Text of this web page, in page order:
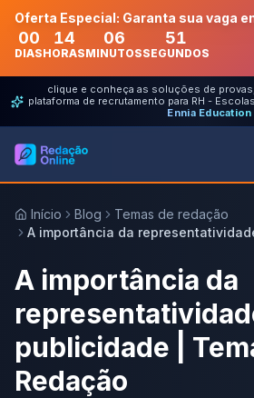
Oferta Especial: Garanta sua vaga
00
DIAS
14
HORAS
06
MINUTOS
51
SEGUNDOS
clique e conheça as soluções de
plataforma de recrutamento para RH -
Ennia Education
Início Blog
Temas de redação
A importância da
A importância da
publicidade |
Redação